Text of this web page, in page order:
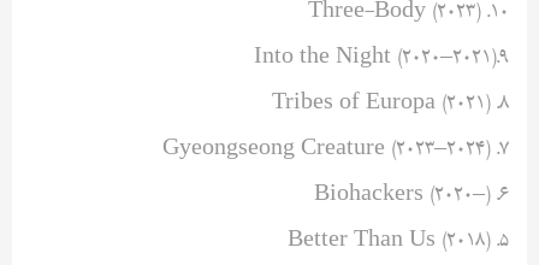
۱۰. Three-Body (۲۰۲۳)
۹.Into the Night (۲۰۲۰–۲۰۲۱)
۸. Tribes of Europa (۲۰۲۱)
۷. Gyeongseong Creature (۲۰۲۳–۲۰۲۴)
۶. Biohackers (۲۰۲۰–)
۵. Better Than Us (۲۰۱۸)